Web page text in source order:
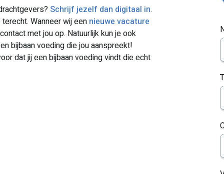
Schrijf jezelf dan digitaal in.
Wanneer wij een nieuwe vacature
met jou op. Natuurlijk kun je ook
bijbaan voeding die jou aanspreekt!
dat jij een bijbaan voeding vindt die echt